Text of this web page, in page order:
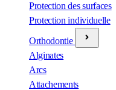
Protection des surfaces
Protection individuelle
Orthodontie
Alginates
Arcs
Attachements